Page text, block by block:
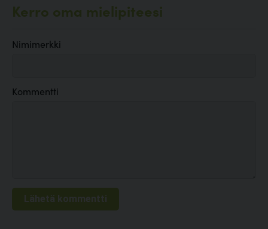
Kerro oma mielipiteesi
Nimimerkki
Kommentti